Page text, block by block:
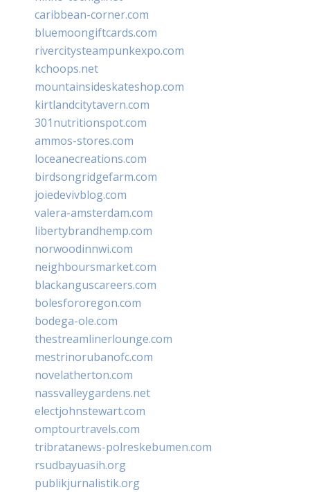
caribbean-corner.com
bluemoongiftcards.com
rivercitysteampunkexpo.com
kchoops.net
mountainsideskateshop.com
kirtlandcitytavern.com
301nutritionspot.com
ammos-stores.com
loceanecreations.com
birdsongridgefarm.com
joiedevivblog.com
valera-amsterdam.com
libertybrandhemp.com
norwoodinnwi.com
neighboursmarket.com
blackanguscareers.com
bolesfororegon.com
bodega-ole.com
thestreamlinerlounge.com
mestrinorubanofc.com
novelatherton.com
nassvalleygardens.net
electjohnstewart.com
omptourtravels.com
tribratanews-polreskebumen.com
rsudbayuasih.org
publikjurnalistik.org